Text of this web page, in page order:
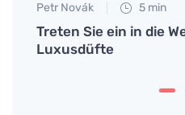
Petr Novák 5 min
Treten Sie ein in die
Luxusdüfte